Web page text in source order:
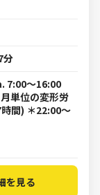
分
7:00～16:00
単位の変形労
間) ＊22:00～
を見る